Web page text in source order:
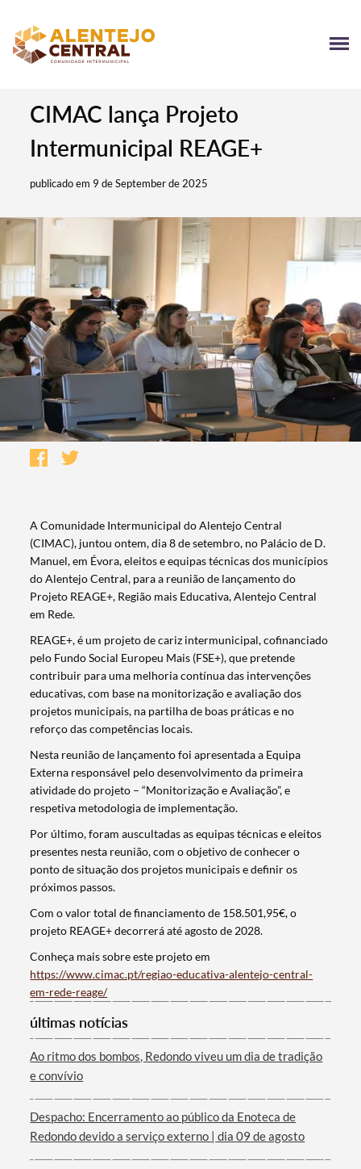
Termo de Pesquisa
Categorias gerais
CIMAC lança Projeto
Intermunicipal REAGE+
publicado em 9 de September de 2025
A Comunidade Intermunicipal do Alentejo Central
(CIMAC), juntou ontem, dia 8 de setembro, no Palácio de D.
Manuel, em Évora, eleitos e equipas técnicas dos municípios
do Alentejo Central, para a reunião de lançamento do
Projeto REAGE+, Região mais Educativa, Alentejo Central
em Rede.
REAGE+, é um projeto de cariz intermunicipal, cofinanciado
pelo Fundo Social Europeu Mais (FSE+), que pretende
contribuir para uma melhoria contínua das intervenções
educativas, com base na monitorização e avaliação dos
projetos municipais, na partilha de boas práticas e no
reforço das competências locais.
Nesta reunião de lançamento foi apresentada a Equipa
Externa responsável pelo desenvolvimento da primeira
atividade do projeto – “Monitorização e Avaliação”, e
respetiva metodologia de implementação.
Por último, foram auscultadas as equipas técnicas e eleitos
presentes nesta reunião, com o objetivo de conhecer o
ponto de situação dos projetos municipais e definir os
próximos passos.
Com o valor total de financiamento de 158.501,95€, o
projeto REAGE+ decorrerá até agosto de 2028.
Conheça mais sobre este projeto em
https://www.cimac.pt/regiao-educativa-alentejo-central-
em-rede-reage/
últimas notícias
Ao ritmo dos bombos, Redondo viveu um dia de tradição
e convívio
Despacho: Encerramento ao público da Enoteca de
Redondo devido a serviço externo | dia 09 de agosto